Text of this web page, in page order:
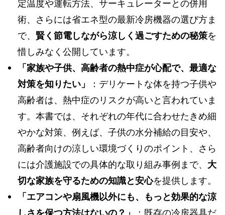
定温度や運転方法、サーキュレーターとの併用
術、さらには省エネ型の最新冷房機器の選び方ま
で、 賢く節電しながら涼しく過ごすための秘策を
惜しみなく公開しています。
「家族や子供、高齢者の熱中症が心配で、最適な
対策を知りたい」
：デリケートな体を持つ子供や
高齢者は、熱中症のリスクが高いと言われていま
す。本書では、それぞれの年代に合わせたきめ細
やかな対策、例えば、子供の水分補給の目安や、
高齢者向けの涼しい環境づくりのポイント、さら
には介護施設での具体的な取り組み事例まで、 大
切な家族を守るための知識と安心を提供します。
「エアコンや扇風機以外にも、もっと効果的な涼